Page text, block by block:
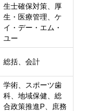
生士確保対策、厚
生・医療管理、ケ
イ・デー・エム・
ユー
総括、会計
学術、スポーツ歯
科、地域保健、総
合政策推進P、庶務